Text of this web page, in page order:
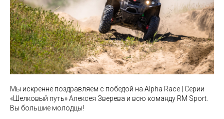
Мы искренне поздравляем с победой на Alpha Race | Серии
«Шелковый путь» Алексея Зверева и всю команду RM Sport.
Вы большие молодцы!